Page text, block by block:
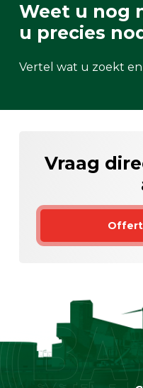
Weet u nog
u precies
Vertel wat u zoekt
Vraag